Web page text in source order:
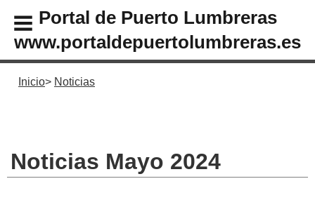
Portal de Puerto Lumbreras
www.portaldepuertolumbreras.es
Inicio Noticias
Noticias Mayo 2024